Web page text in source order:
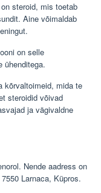
steroid, mis toetab
Aine võimaldab
on selle
ühenditega.
kõrvaltoimeid, mida te
steroidid võivad
ja vägivaldne
Nende aadress on
Larnaca, Küpros.